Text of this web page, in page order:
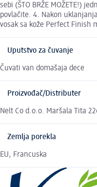
sebi (ŠTO BRŽE MOŽETE!)
povlačite. 4. Nakon
vosak sa kože Perfect Finish
Uputstvo za čuvanje
Čuvati van domašaja dece
Proizvođač/Distributer
Nelt Co d.o.o. Maršala Tita
Zemlja porekla
EU, Francuska